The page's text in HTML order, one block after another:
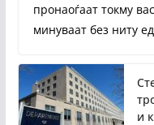
пронаоѓаат токму
минуваат без ниту
и